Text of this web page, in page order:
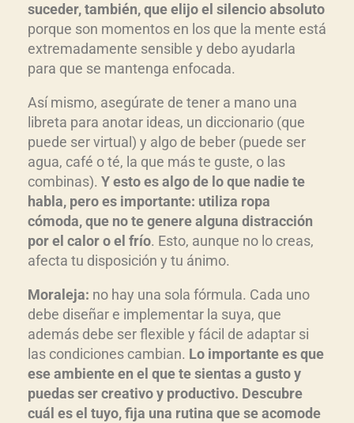
suceder, también, que elijo el silencio absoluto
porque son momentos en los que la mente está
extremadamente sensible y debo ayudarla
para que se mantenga enfocada.
Así mismo, asegúrate de tener a mano una
libreta para anotar ideas, un diccionario (que
puede ser virtual) y algo de beber (puede ser
agua, café o té, la que más te guste, o las
combinas). Y esto es algo de lo que nadie te
habla, pero es importante: utiliza ropa
cómoda, que no te genere alguna distracción
por el calor o el frío. Esto, aunque no lo creas,
afecta tu disposición y tu ánimo.
Moraleja: no hay una sola fórmula. Cada uno
debe diseñar e implementar la suya, que
además debe ser flexible y fácil de adaptar si
las condiciones cambian. Lo importante es que
ese ambiente en el que te sientas a gusto y
puedas ser creativo y productivo. Descubre
cuál es el tuyo, fija una rutina que se acomode